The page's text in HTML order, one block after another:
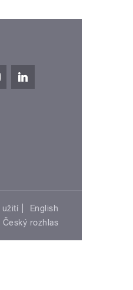
užití
English
rozhlas